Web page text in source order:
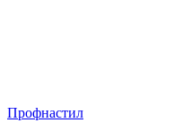
Профнастил